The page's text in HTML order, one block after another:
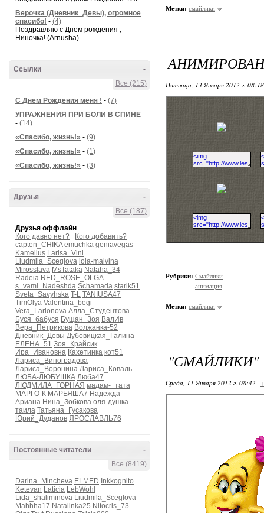
Верочка (Дневник_Девы), огромное
спасибо! - (4)
Поздравляю с Днем рождения ,
Ниночка! (Arnusha)
-
Ссылки
Все (215)
С Днем Рождения меня ! - (7)
УПРАЖНЕНИЯ ПРИ БОЛИ В СПИНЕ
- (14)
«Спасибо, жизнь!» - (9)
«Спасибо, жизнь!» - (1)
«Спасибо, жизнь!» - (3)
-
Друзья
Все (187)
Друзья оффлайн
Кого давно нет?
Кого добавить?
capten_CHIKA emuchka geniavegas
Kamelius Larisa_Vini
Liudmila_Sceglova lola-malvina
Mirosslava MsTataka Nataha_34
Radeia RED_ROSE_OLGA
s_vami_Nadeshda Schamada starik51
Sveta_Savyhska T-L TANIUSA47
TimOlya Valentina_begi
Vera_Larionova Алла_Студентова
Буся_бабуся Бущан_Зоя ВалИв
Вера_Петрикова Волжанка-52
Дневник_Девы Дубовицкая_Галина
ЕЛЕНА_51 Зоя_Крайсик
Ира_Ивановна Кахетинка кот51
Лариса_Виноградова
Лариса_Воронина Лариса_Коваль
ЛЮБА-ЛЮБУШКА Люба47
ЛЮДМИЛА_ГОРНАЯ мадам-_тата
МАРГО-К МАРЬЯША7 Надежда-
Ариана Нина_Зобкова оля-душка
таила Татьяна_Гусакова
Юрий_Дуданов ЯРОСЛАВЛЬ76
-
Постоянные читатели
Все (8419)
Darina_Mincheva ELMED Inkkognito
Ketevan Laticia LebWohl
Lida_shaliminova Liudmila_Sceglova
Mahhha17 Natalinka25 Nitocris_73
Метки: смайлики
Пятница, 13 Января 2012 г.
Рубрики: Смайлики
анимация
Метки: смайлики
"СМАЙЛИКИ"
Среда, 11 Января 2012 г. 08:42